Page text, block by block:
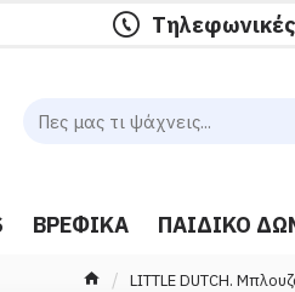
ΒΡΕΦΙΚΆ ΠΑΙΔΙΚΌ
LITTLE DUTCH.